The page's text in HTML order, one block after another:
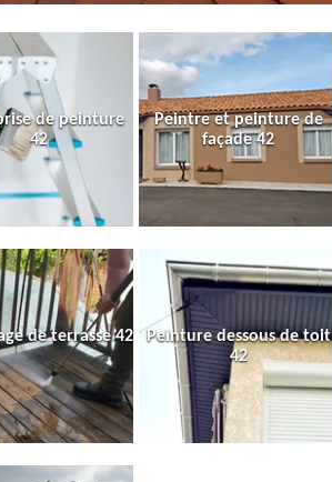
de peinture
42
Peintre et peinture de
façade 42
de terrasse 42
Peinture dessous de toit
42